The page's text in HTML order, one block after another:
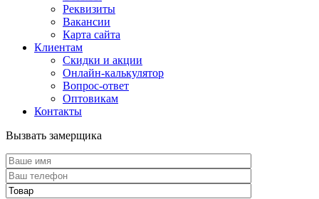
Реквизиты
Вакансии
Карта сайта
Клиентам
Скидки и акции
Онлайн-калькулятор
Вопрос-ответ
Оптовикам
Контакты
Вызвать замерщика